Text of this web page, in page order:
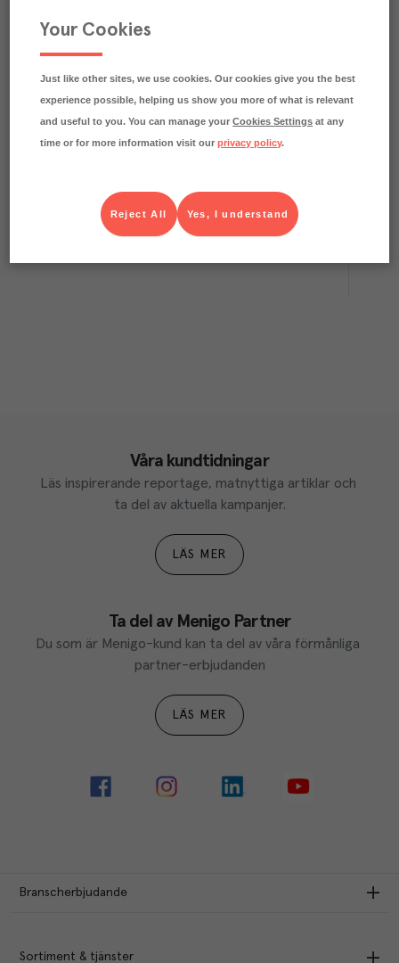
Köp (Logga in)
Våra kundtidningar
Läs inspirerande reportage, matnyttiga artiklar och
ta del av aktuella kampanjer.
LÄS MER
Ta del av Menigo Partner
Du som är Menigo-kund kan ta del av våra förmånliga
partner-erbjudanden
LÄS MER
Branscherbjudande
Sortiment & tjänster
Your Cookies
Just like other sites, we use cookies. Our cookies give you the best
experience possible, helping us show you more of what is relevant
and useful to you. You can manage yourCookies Settings at any
time or for more information visit ourprivacy policy.
Yes, I understand
Reject All